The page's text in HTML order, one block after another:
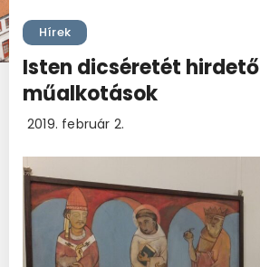
Hírek
Isten dicséretét hirdető
műalkotások
2019. február 2.